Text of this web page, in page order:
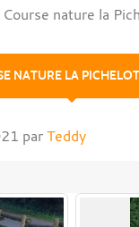
Course nature la
NATURE LA
parTeddy